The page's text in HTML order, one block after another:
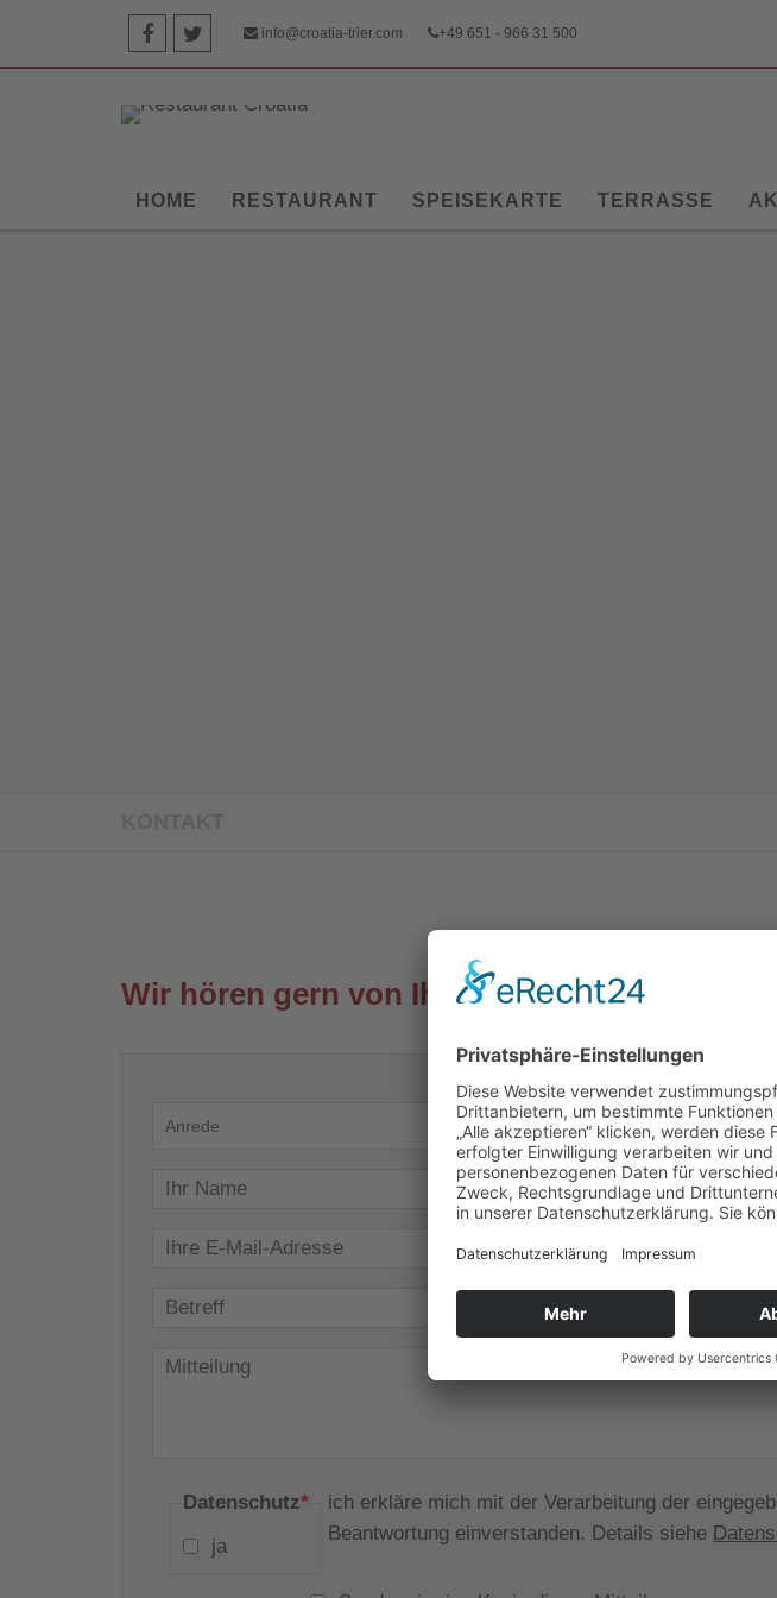
info@croatia-trier.com +49 651 - 966 31 500
HOME RESTAURANT SPEISEKARTE TERRASSE
Wir hören gern von Ihnen
Datenschutz*
ja
ich erkläre mich mit der Verarbeitung der
Beantwortung einverstanden. Details siehe